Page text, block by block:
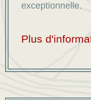
exceptionnelle.
Plus